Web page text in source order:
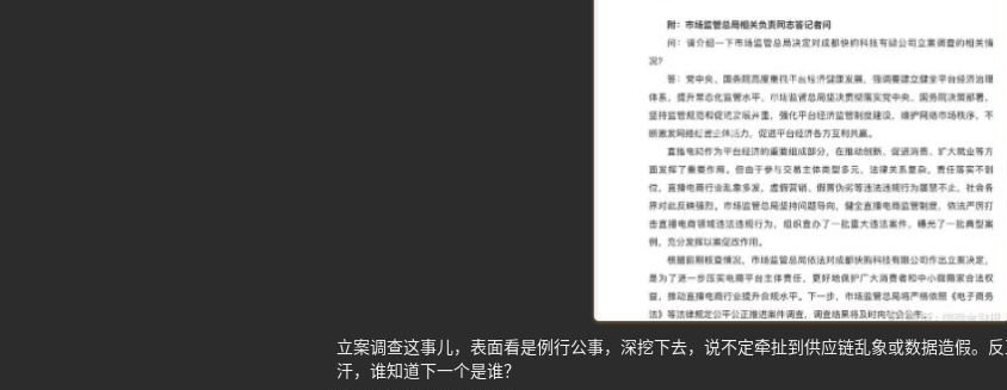
立案调查这事儿，表面看是例行公事，深挖下去，说不定牵扯到供应链乱象或数据造假。
汗，谁知道下一个是谁？